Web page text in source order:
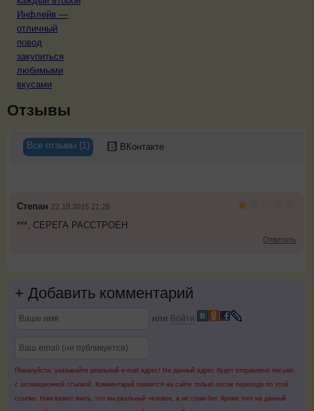
Инфлейв —
отличный
повод
закупиться
любимыми
вкусами
Отзывы
Все отзывы (1) ВКонтакте
Степан 22.10.2015 21:26
***, СЕРЕГА РАССТРОЕН
Ответить
+ Добавить комментарий
или Войти
Пожалуйста, указывайте реальный e-mail адрес! На данный адрес будет отправлено письмо
с активационной ссылкой. Комментарий появится на сайте только после перехода по этой
ссылке. Нам важно знать, что вы реальный человек, а не спам-бот. Кроме того на данный